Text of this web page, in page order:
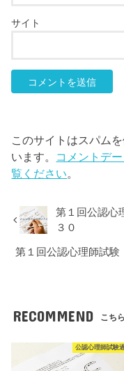
サイト
このサイトはスパム
います。 コメントデ
覧ください。
第１回公認心
３０
第１回公認心理師試験
RECOMMEND こち
公認心理師試験